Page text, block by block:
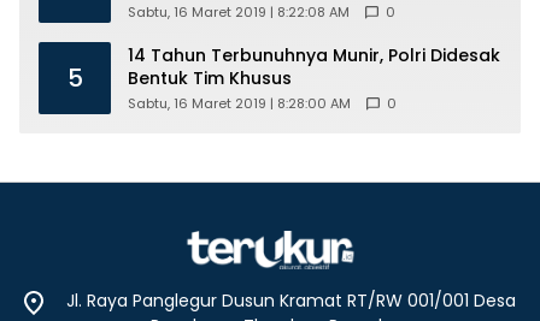
Sabtu, 16 Maret 2019 | 8:22:08 AM 0
5
14 Tahun Terbunuhnya Munir, Polri Didesak
Bentuk Tim Khusus
Sabtu, 16 Maret 2019 | 8:28:00 AM 0
Jl. Raya Panglegur Dusun Kramat RT/RW 001/001 Desa